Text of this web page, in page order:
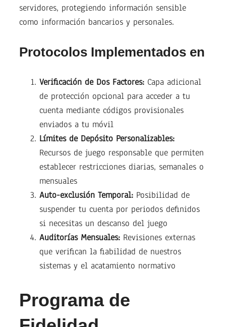
servidores, protegiendo información sensible
como información bancarios y personales.
Protocolos Implementados en
Verificación de Dos Factores: Capa adicional
de protección opcional para acceder a tu
cuenta mediante códigos provisionales
enviados a tu móvil
Límites de Depósito Personalizables:
Recursos de juego responsable que permiten
establecer restricciones diarias, semanales o
mensuales
Auto-exclusión Temporal: Posibilidad de
suspender tu cuenta por periodos definidos
si necesitas un descanso del juego
Auditorías Mensuales: Revisiones externas
que verifican la fiabilidad de nuestros
sistemas y el acatamiento normativo
Programa de